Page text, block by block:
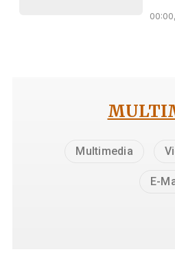
Multimedia
E-